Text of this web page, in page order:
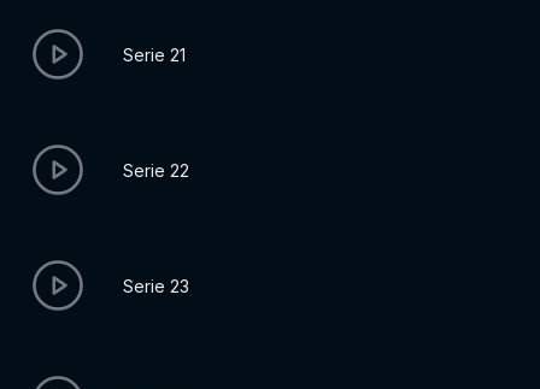
Serie 21
Serie 22
Serie 23